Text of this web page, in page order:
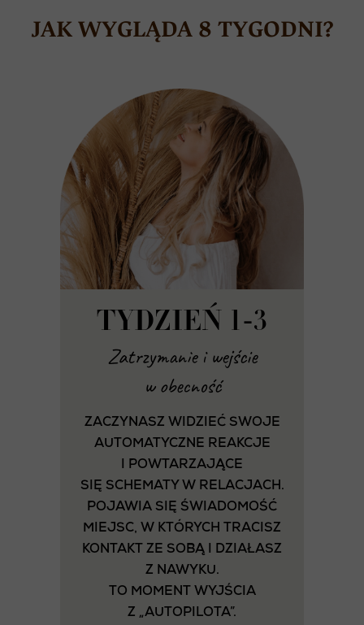
JAK WYGLĄDA 8 TYGODNI?
ZACZYNASZ WIDZIEĆ SWOJE
AUTOMATYCZNE REAKCJE
I POWTARZAJĄCE
SIĘ SCHEMATY W RELACJACH.
POJAWIA SIĘ ŚWIADOMOŚĆ
MIEJSC, W KTÓRYCH TRACISZ
KONTAKT ZE SOBĄ I DZIAŁASZ
Z NAWYKU.
TO MOMENT WYJŚCIA
Z „AUTOPILOTA”.
TYDZIEŃ 1-3
Zatrzymanie i wejście
w obecność